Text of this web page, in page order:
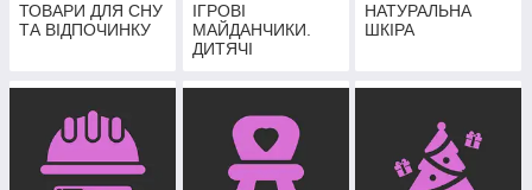
ТОВАРИ ДЛЯ СНУ
ТА ВІДПОЧИНКУ
ІГРОВІ
МАЙДАНЧИКИ.
ДИТЯЧІ
КУТОЧКИ.
КУТОЧКИ.
НАТУРАЛЬНА
ШКІРА